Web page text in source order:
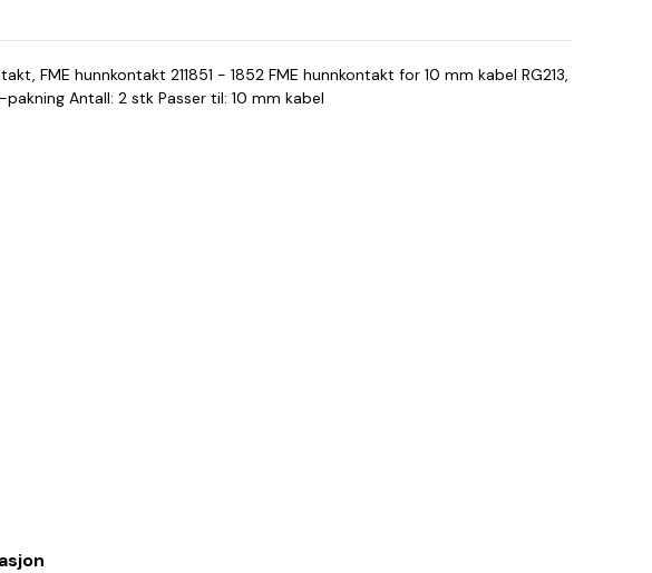
FME hunnkontakt 211851 - 1852 FME hunnkontakt for 10 mm kabel RG213,
Antall: 2 stk Passer til: 10 mm kabel